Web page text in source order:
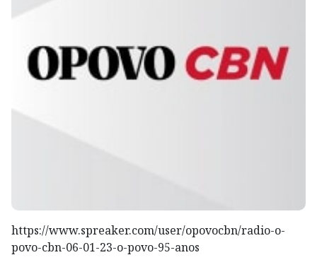
https://www.spreaker.com/user/opovocbn/radio-o-
povo-cbn-06-01-23-o-povo-95-anos